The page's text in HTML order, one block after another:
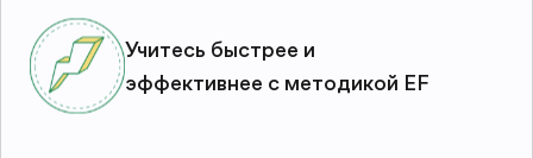
Учитесь быстрее и
эффективнее с методикой EF